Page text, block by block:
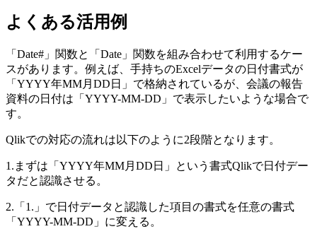
よくある活用例
「Date#」関数と「Date」関数を組み合わせて利用するケー
スがあります。例えば、手持ちのExcelデータの日付書式が
「YYYY年MM月DD日」で格納されているが、会議の報告
資料の日付は「YYYY-MM-DD」で表示したいような場合で
す。
Qlikでの対応の流れは以下のように2段階となります。
1.まずは「YYYY年MM月DD日」という書式Qlikで日付デー
タだと認識させる。
2.「1.」で日付データと認識した項目の書式を任意の書式
「YYYY-MM-DD」に変える。